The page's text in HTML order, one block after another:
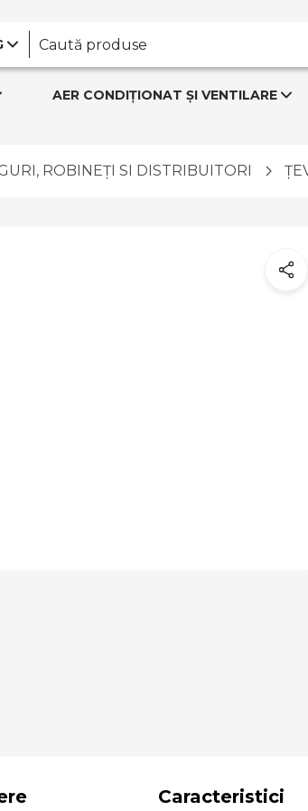
AER CONDIȚIONAT ȘI VENTILARE
ROBINEȚI SI DISTRIBUITORI
Caracteristici